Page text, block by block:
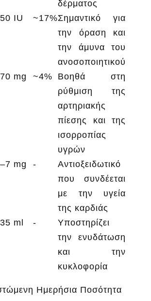
δέρματος
IU ~17%Σημαντικό για
την όραση και
την άμυνα του
ανοσοποιητικού
mg ~4%
Βοηθά στη
ρύθμιση της
αρτηριακής
πίεσης και της
ισορροπίας
υγρών
mg -
Αντιοξειδωτικό
που συνδέεται
με την υγεία
της καρδιάς
ml -
Υποστηρίζει
την ενυδάτωση
και την
κυκλοφορία
Ημερήσια Ποσότητα